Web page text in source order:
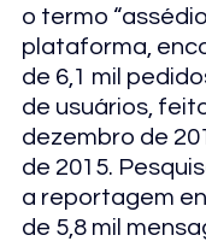
o termo
plataforma,
de 6,1 mil
de usuários,
dezembro de
de 2015.
a reportagem
de 5,8 mil